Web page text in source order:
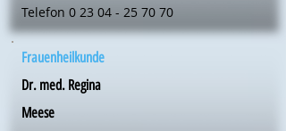
Telefon 0 23 04 - 25 70 70
Frauenheilkunde
Dr. med. Regina
Meese